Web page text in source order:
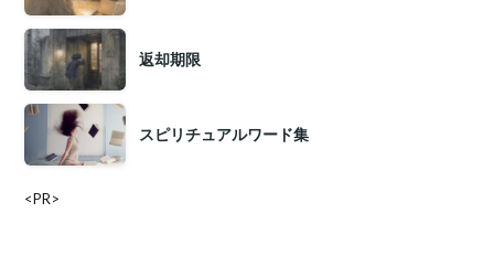
返却期限
スピリチュアルワード集
<PR>